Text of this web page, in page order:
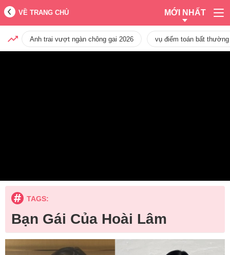
VỀ TRANG CHỦ MỚI NHẤT
Anh trai vượt ngàn chông gai 2026 vụ điểm toán bất
TAGS:
Bạn Gái Của Hoài Lâm